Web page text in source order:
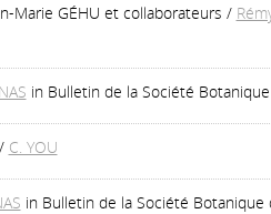
Marie GÉHU et collaborateurs /
in Bulletin de la Société
C. YOU
in Bulletin de la Société